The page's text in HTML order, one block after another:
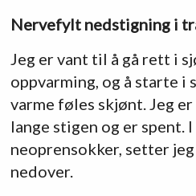
Nervefylt nedstigning i
Jeg er vant til å gå rett i
oppvarming, og å starte i
varme føles skjønt. Jeg
lange stigen og er spent.
neoprensokker, setter
nedover.